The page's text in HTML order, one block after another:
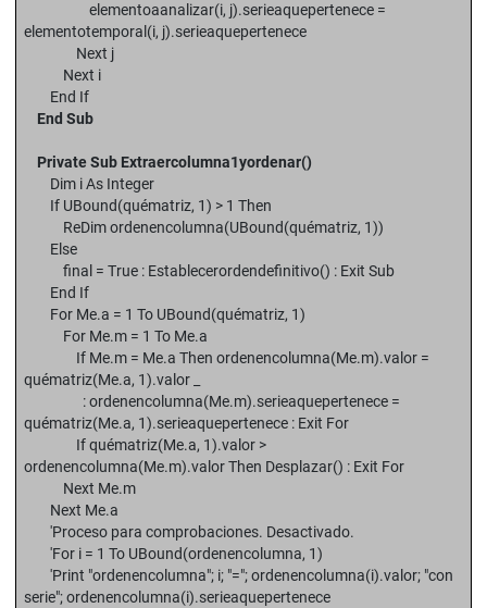
elementoaanalizar(i, j).serieaquepertenece =
elementotemporal(i, j).serieaquepertenece
Next j
Next i
End If
End Sub
Private Sub Extraercolumna1yordenar()
Dim i As Integer
If UBound(quématriz, 1) > 1 Then
ReDim ordenencolumna(UBound(quématriz, 1))
Else
final = True : Establecerordendefinitivo() : Exit Sub
End If
For Me.a = 1 To UBound(quématriz, 1)
For Me.m = 1 To Me.a
If Me.m = Me.a Then ordenencolumna(Me.m).valor =
quématriz(Me.a, 1).valor _
: ordenencolumna(Me.m).serieaquepertenece =
quématriz(Me.a, 1).serieaquepertenece : Exit For
If quématriz(Me.a, 1).valor >
ordenencolumna(Me.m).valor Then Desplazar() : Exit For
Next Me.m
Next Me.a
'Proceso para comprobaciones. Desactivado.
'For i = 1 To UBound(ordenencolumna, 1)
'Print "ordenencolumna"; i; "="; ordenencolumna(i).valor; "con
serie"; ordenencolumna(i).serieaquepertenece